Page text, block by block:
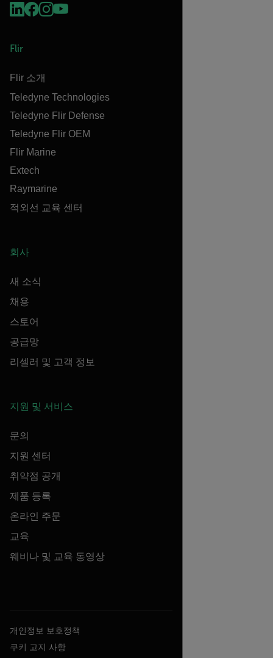
Flir
Flir 소개
Teledyne Technologies
Teledyne Flir Defense
Teledyne Flir OEM
Flir Marine
Extech
Raymarine
적외선 교육 센터
회사
새 소식
채용
스토어
공급망
리셀러 및 고객 정보
지원 및 서비스
문의
지원 센터
취약점 공개
제품 등록
온라인 주문
교육
웨비나 및 교육 동영상
개인정보 보호정책
쿠키 고지 사항